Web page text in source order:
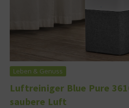
Leben & Genuss
Luftreiniger Blue Pure
saubere Luft